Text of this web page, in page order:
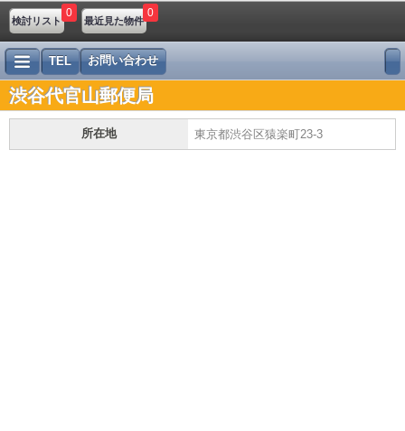
検討リスト
0
最近見た物件
0
TEL お問い合わせ
渋谷代官山郵便局
所在地 東京都渋谷区猿楽町23-3